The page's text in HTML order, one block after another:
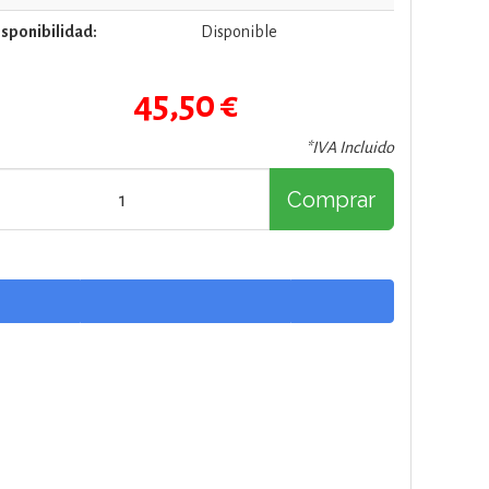
Disponible
45,50 €
*IVA Incluido
Comprar